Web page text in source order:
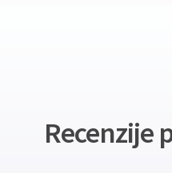
Recenzije